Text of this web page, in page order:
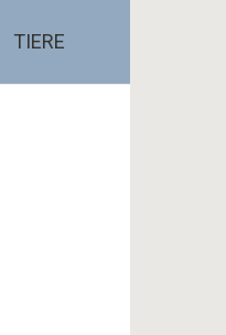
TIERE